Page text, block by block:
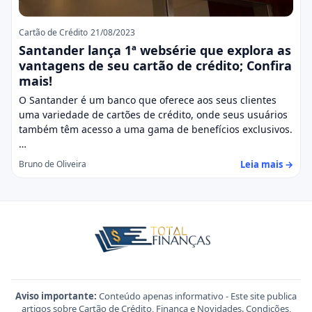
Cartão de Crédito 21/08/2023
Santander lança 1ª websérie que explora as
vantagens de seu cartão de crédito; Confira
mais!
O Santander é um banco que oferece aos seus clientes
uma variedade de cartões de crédito, onde seus usuários
também têm acesso a uma gama de benefícios exclusivos.
…
Bruno de Oliveira Leia mais →
Aviso importante: Conteúdo apenas informativo - Este site publica
artigos sobre Cartão de Crédito, Finança e Novidades. Condições,